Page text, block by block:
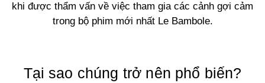
khi được thẩm vấn về việc tham gia các cảnh gợi cảm
trong bộ phim mới nhất Le Bambole.
Tại sao chúng trở nên phổ biến?